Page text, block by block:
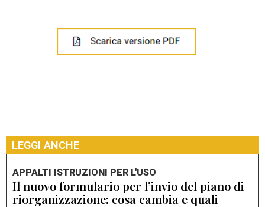
LEGGI ANCHE
APPALTI ISTRUZIONI PER L'USO
Il nuovo formulario per l’invio del piano di
riorganizzazione: cosa cambia e quali